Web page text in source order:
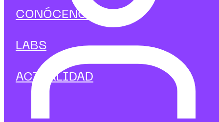
CONÓCENOS
LABS
ACTUALIDAD
Curso de IA aplicado a Atención al
IA aplicada a Atención al Cliente: mejora la
experiencia y automatiza